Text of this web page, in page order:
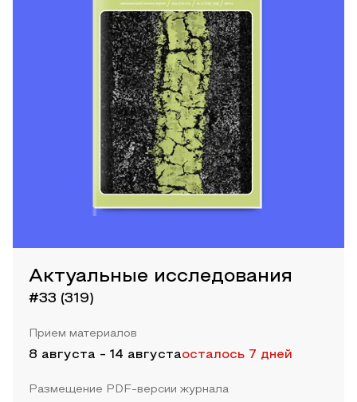
Актуальные исследования
#33 (319)
Прием материалов
8 августа - 14 августаосталось 7 дней
Размещение PDF-версии журнала